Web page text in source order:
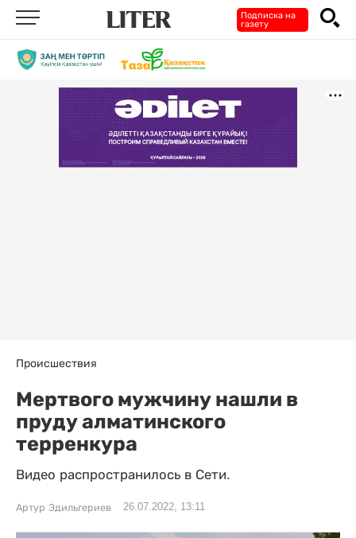
Подписка на
газету
Происшествия
Мертвого мужчину нашли в
пруду алматинского
терренкура
Видео распространилось в Сети.
Артур Эдильгериев 26.07.2022, 13:11